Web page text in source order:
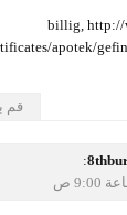
certificates/
قم بتسجيل